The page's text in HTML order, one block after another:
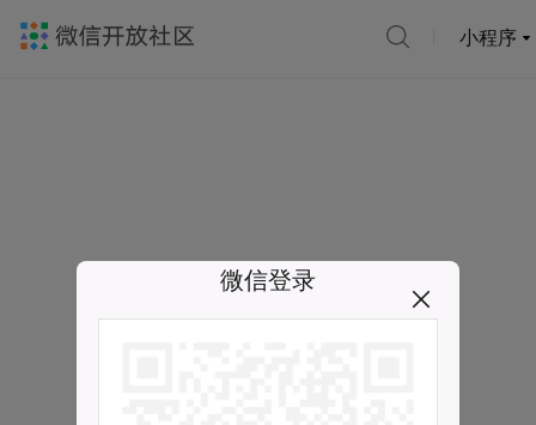
小程序
微信登录